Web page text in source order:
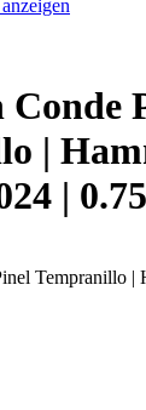
Conde
|
|